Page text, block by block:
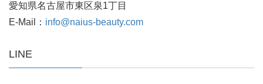
愛知県名古屋市東区泉1丁目
E-Mail： info@naius-beauty.com
LINE